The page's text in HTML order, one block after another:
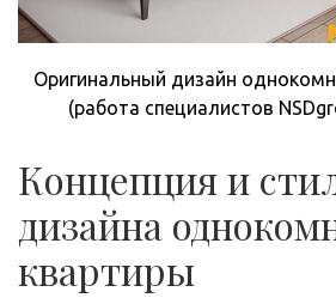
Оригинальный дизайн
(работа специалистов
Концепция и
дизайна
квартиры